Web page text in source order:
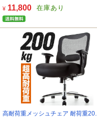
¥ 11,800 在庫あり
高耐荷重メッシュチェア 耐荷重20...